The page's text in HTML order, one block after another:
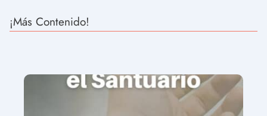
¡Más Contenido!